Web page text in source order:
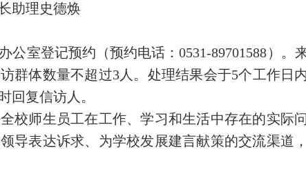
助理史德焕
室登记预约（预约电话：0531-89701588）。
群体数量不超过3人。处理结果会于5个工作日
回复信访人。
师生员工在工作、学习和生活中存在的实际
导表达诉求、为学校发展建言献策的交流渠道